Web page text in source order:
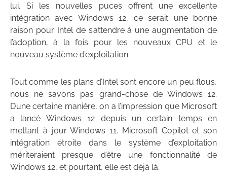
lui. Si les nouvelles puces offrent une excellente
intégration avec Windows 12, ce serait une bonne
raison pour Intel de s’attendre à une augmentation de
l’adoption, à la fois pour les nouveaux CPU et le
nouveau système d’exploitation.
Tout comme les plans d’Intel sont encore un peu flous,
nous ne savons pas grand-chose de Windows 12.
D’une certaine manière, on a l’impression que Microsoft
a lancé Windows 12 depuis un certain temps en
mettant à jour Windows 11. Microsoft Copilot et son
intégration étroite dans le système d’exploitation
mériteraient presque d’être une fonctionnalité de
Windows 12, et pourtant, elle est déjà là.